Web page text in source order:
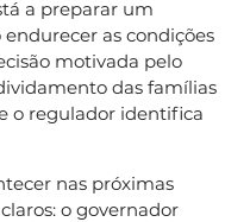
a preparar um
as condições
motivada pelo
das famílias
o regulador identifica
nas próximas
o governador